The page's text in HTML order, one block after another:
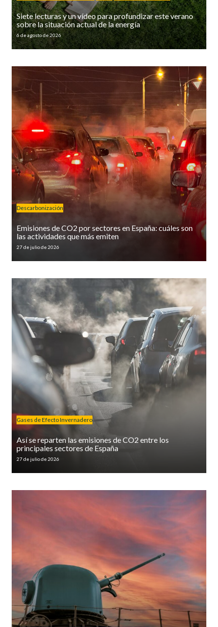
Siete lecturas y un vídeo para profundizar este verano
sobre la situación actual de la energía
6 de agosto de 2026
Descarbonización
Emisiones de CO2 por sectores en España: cuáles son
las actividades que más emiten
27 de julio de 2026
Gases de Efecto Invernadero
Así se reparten las emisiones de CO2 entre los
principales sectores de España
27 de julio de 2026